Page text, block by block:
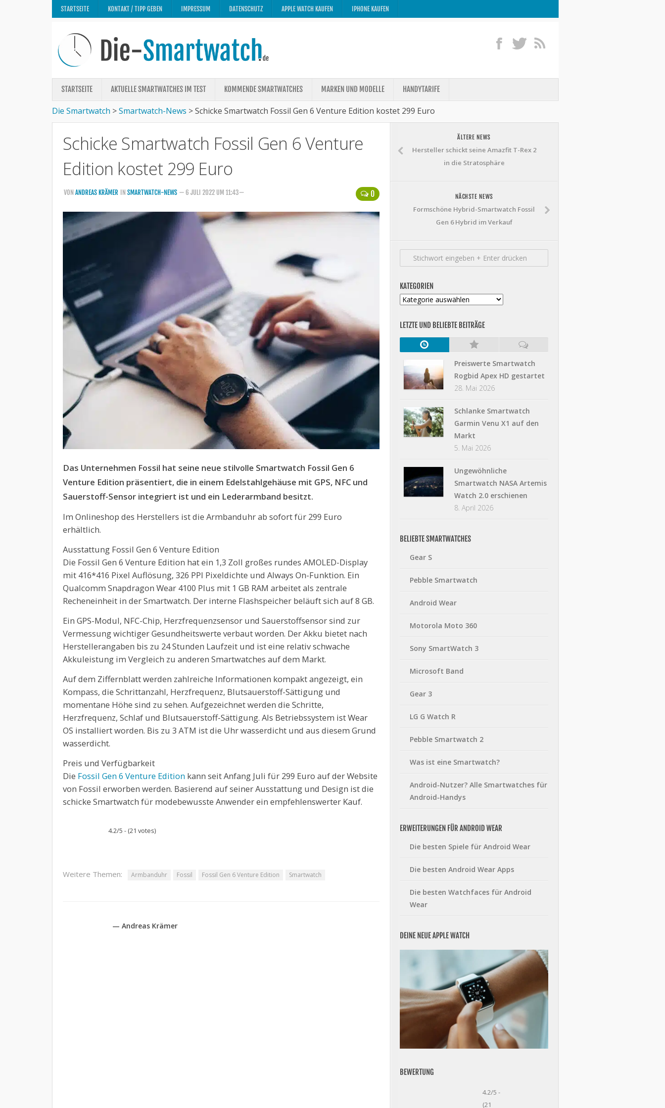
STARTSEITE KONTAKT / TIPP GEBEN IMPRESSUM DATENSCHUTZ APPLE WATCH KAUFEN IPHONE KAUFEN
STARTSEITE AKTUELLE SMARTWATCHES IM TEST KOMMENDE SMARTWATCHES MARKEN UND MODELLE HANDYTARIFE
Die Smartwatch >Smartwatch-News >Schicke Smartwatch Fossil Gen 6 Venture Edition kostet 299 Euro
Schicke Smartwatch Fossil Gen 6 Venture
Edition kostet 299 Euro
0
VON ANDREAS KRÄMER IN SMARTWATCH-NEWS — 6 JULI 2022 UM 11:43—
Das Unternehmen Fossil hat seine neue stilvolle Smartwatch Fossil Gen 6
Venture Edition präsentiert, die in einem Edelstahlgehäuse mit GPS, NFC und
Sauerstoff-Sensor integriert ist und ein Lederarmband besitzt.
Im Onlineshop des Herstellers ist die Armbanduhr ab sofort für 299 Euro
erhältlich.
Ausstattung Fossil Gen 6 Venture Edition
Die Fossil Gen 6 Venture Edition hat ein 1,3 Zoll großes rundes AMOLED-Display
mit 416*416 Pixel Auflösung, 326 PPI Pixeldichte und Always On-Funktion. Ein
Qualcomm Snapdragon Wear 4100 Plus mit 1 GB RAM arbeitet als zentrale
Recheneinheit in der Smartwatch. Der interne Flashspeicher beläuft sich auf 8 GB.
Ein GPS-Modul, NFC-Chip, Herzfrequenzsensor und Sauerstoffsensor sind zur
Vermessung wichtiger Gesundheitswerte verbaut worden. Der Akku bietet nach
Herstellerangaben bis zu 24 Stunden Laufzeit und ist eine relativ schwache
Akkuleistung im Vergleich zu anderen Smartwatches auf dem Markt.
Auf dem Ziffernblatt werden zahlreiche Informationen kompakt angezeigt, ein
Kompass, die Schrittanzahl, Herzfrequenz, Blutsauerstoff-Sättigung und
momentane Höhe sind zu sehen. Aufgezeichnet werden die Schritte,
Herzfrequenz, Schlaf und Blutsauerstoff-Sättigung. Als Betriebssystem ist Wear
OS installiert worden. Bis zu 3 ATM ist die Uhr wasserdicht und aus diesem Grund
wasserdicht.
Preis und Verfügbarkeit
Die Fossil Gen 6 Venture Edition kann seit Anfang Juli für 299 Euro auf der Website
von Fossil erworben werden. Basierend auf seiner Ausstattung und Design ist die
schicke Smartwatch für modebewusste Anwender ein empfehlenswerter Kauf.
4.2/5 - (21 votes)
Weitere Themen: Armbanduhr Fossil Fossil Gen 6 Venture Edition Smartwatch
— Andreas Krämer
ÄLTERE NEWS
Hersteller schickt seine Amazfit T-Rex 2
in die Stratosphäre
NÄCHSTE NEWS
Formschöne Hybrid-Smartwatch Fossil
Gen 6 Hybrid im Verkauf
KATEGORIEN
Kategorien
LETZTE UND BELIEBTE BEITRÄGE
Preiswerte Smartwatch
Rogbid Apex HD gestartet
28. Mai 2026
Schlanke Smartwatch
Garmin Venu X1 auf den
Markt
5. Mai 2026
Ungewöhnliche
Smartwatch NASA Artemis
Watch 2.0 erschienen
8. April 2026
BELIEBTE SMARTWATCHES
Gear S
Pebble Smartwatch
Android Wear
Motorola Moto 360
Sony SmartWatch 3
Microsoft Band
Gear 3
LG G Watch R
Pebble Smartwatch 2
Was ist eine Smartwatch?
Android-Nutzer? Alle Smartwatches für
Android-Handys
ERWEITERUNGEN FÜR ANDROID WEAR
Die besten Spiele für Android Wear
Die besten Android Wear Apps
Die besten Watchfaces für Android
Wear
DEINE NEUE APPLE WATCH
BEWERTUNG
4.2/5 -
(21